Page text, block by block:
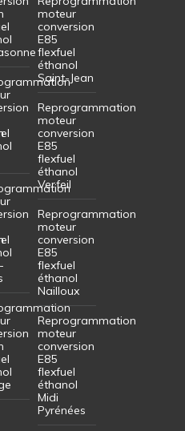
moteur
conversion
E85
flexfuel
éthanol
Saint-Jean
Reprogrammation
moteur
conversion
E85
flexfuel
éthanol
Verfeil
Reprogrammation
moteur
conversion
E85
flexfuel
éthanol
Nailloux
Reprogrammation
moteur
conversion
E85
flexfuel
éthanol
Midi
Pyrénées